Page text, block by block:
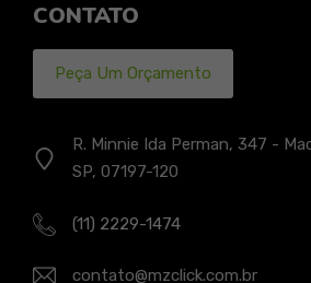
CONTATO
Peça Um Orçamento
R. Minnie Ida Perman, 347 -
SP, 07197-120
(11) 2229-1474
contato@mzclick.com.br